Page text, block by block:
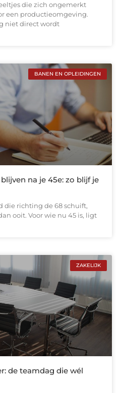
die zich ongemerkt
een productieomgeving.
niet direct wordt
BANEN EN OPLEIDINGEN
na je 45e: zo blijf je
die richting de 68 schuift,
ooit. Voor wie nu 45 is, ligt
ZAKELIJK
de teamdag die wél